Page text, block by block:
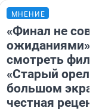
МНЕНИЕ
«Финал не
ожиданиями»:
смотреть
«Старый орел»
большом
честная